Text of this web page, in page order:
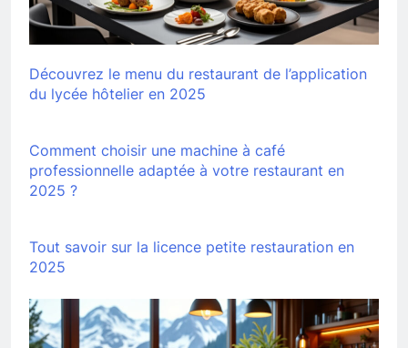
Découvrez le menu du restaurant de l’application
du lycée hôtelier en 2025
Comment choisir une machine à café
professionnelle adaptée à votre restaurant en
2025 ?
Tout savoir sur la licence petite restauration en
2025